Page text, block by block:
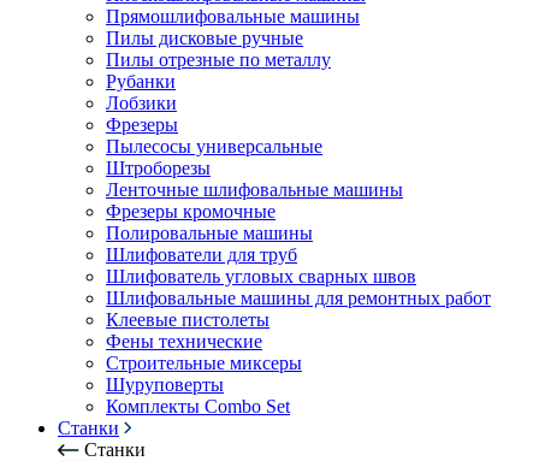
Прямошлифовальные машины
Пилы дисковые ручные
Пилы отрезные по металлу
Рубанки
Лобзики
Фрезеры
Пылесосы универсальные
Штроборезы
Ленточные шлифовальные машины
Фрезеры кромочные
Полировальные машины
Шлифователи для труб
Шлифователь угловых сварных швов
Шлифовальные машины для ремонтных работ
Клеевые пистолеты
Фены технические
Строительные миксеры
Шуруповерты
Комплекты Combo Set
Станки
Станки